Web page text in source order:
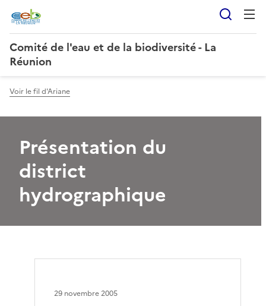
Comité de l'eau et de la biodiversité - La
Réunion
Voir le fil d'Ariane
Présentation du
district
hydrographique
29 novembre 2005